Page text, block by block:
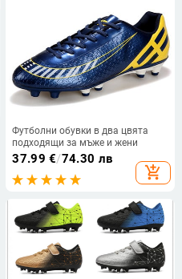
Футболни обувки в два цвята
подходящи за мъже и жени
37.99 €/74.30 лв
add_shopping_cart